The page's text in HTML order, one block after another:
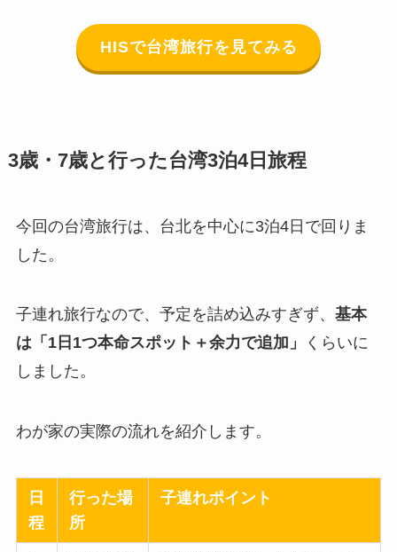
HISで台湾旅行を見てみる
3歳・7歳と行った台湾3泊4日旅程
今回の台湾旅行は、台北を中心に3泊4日で回りま
した。
子連れ旅行なので、予定を詰め込みすぎず、 基本
は「1日1つ本命スポット＋余力で追加」
くらいに
しました。
わが家の実際の流れを紹介します。
日
程
行った場
所
子連れポイント